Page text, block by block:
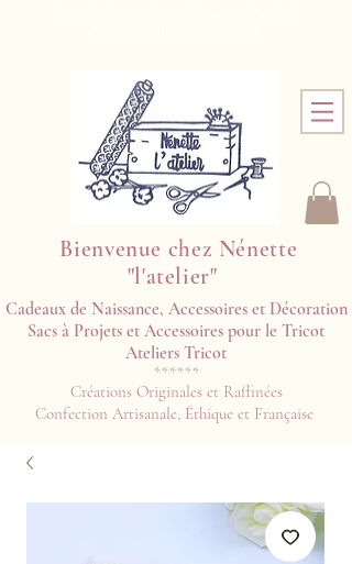
Bienvenue chez Nénette
"l'atelier"
Cadeaux de Naissance, Accessoires et Décoration
Sacs à Projets et Accessoires pour le Tricot
Ateliers Tricot​​
******
Créations Originales et Raffinées
Confection Artisanale, Éthique et Française